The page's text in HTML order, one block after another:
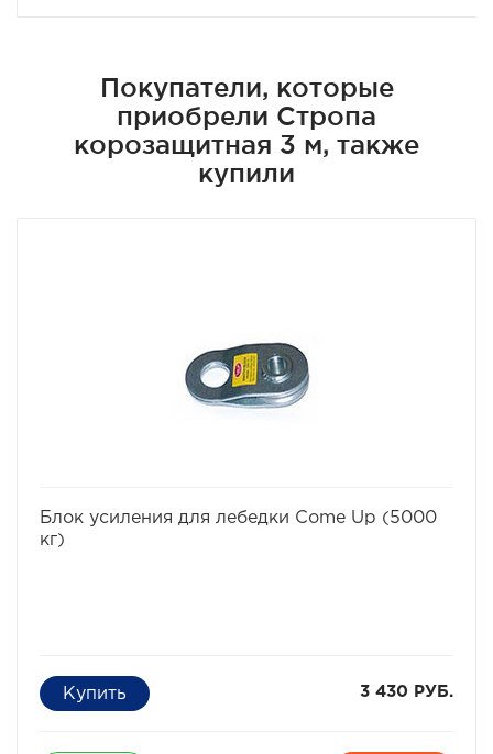
Покупатели, которые
приобрели Стропа
корозащитная 3 м, также
купили
Блок усиления для лебедки Come Up (5000
кг)
3 430 РУБ.